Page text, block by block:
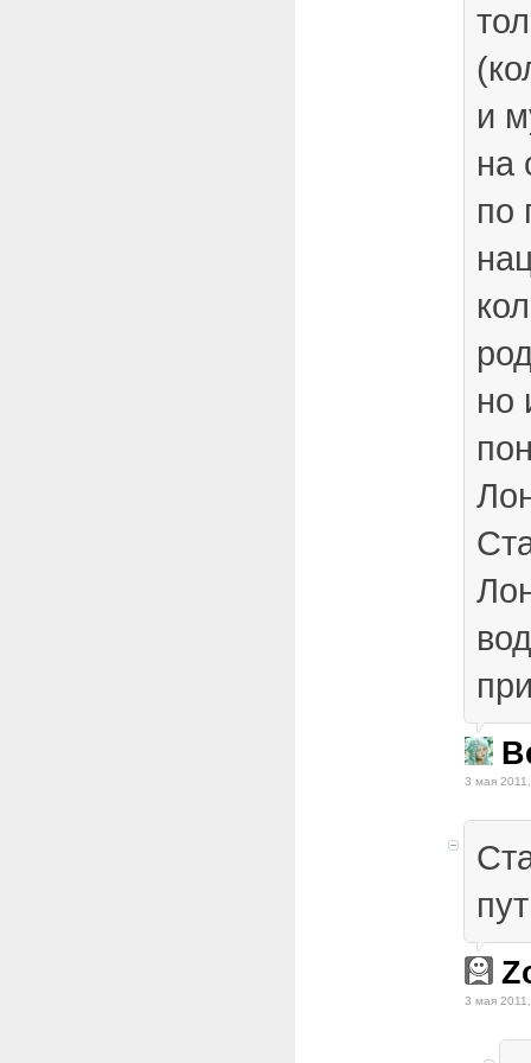
и
на
по
но
3 мая
3 мая